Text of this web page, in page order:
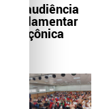
1ª audiência
parlamentar
maçônica